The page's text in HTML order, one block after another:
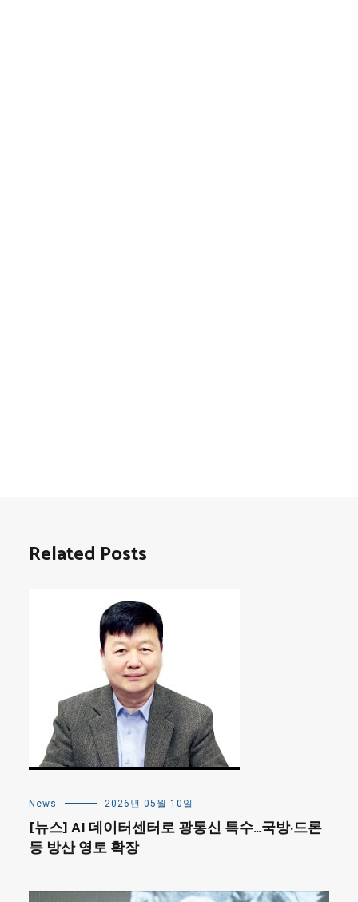
Related Posts
News 2026년 05월 10일
[뉴스] AI 데이터센터로 광통신 특수…국방·드론
등 방산 영토 확장